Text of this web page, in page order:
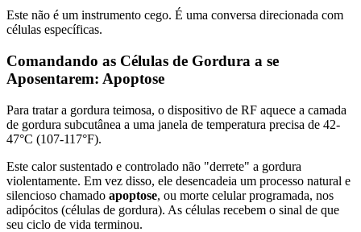
Este não é um instrumento cego. É uma conversa direcionada com
células específicas.
Comandando as Células de Gordura a se
Aposentarem: Apoptose
Para tratar a gordura teimosa, o dispositivo de RF aquece a camada
de gordura subcutânea a uma janela de temperatura precisa de 42-
47°C (107-117°F).
Este calor sustentado e controlado não "derrete" a gordura
violentamente. Em vez disso, ele desencadeia um processo natural e
silencioso chamado apoptose, ou morte celular programada, nos
adipócitos (células de gordura). As células recebem o sinal de que
seu ciclo de vida terminou.